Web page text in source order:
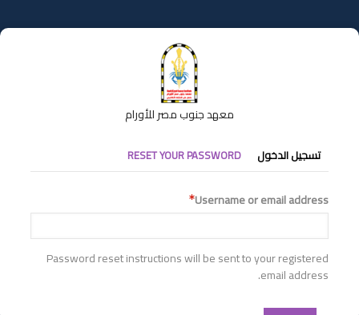
إلى
المحتوى
معهد جنوب مصر للأورام
التبويبات
الأساسية
تسجيل الدخول RESET YOUR PASSWORD
Username or email address
Password reset instructions will be sent to your registered
email address.